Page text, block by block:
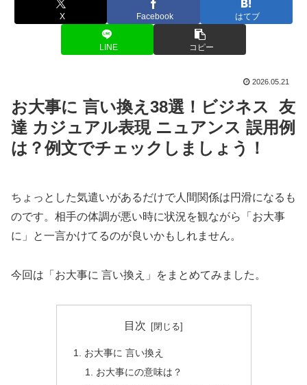
X Facebook はてブ
LINE コピー
2026.05.21
お大事に 言い換え38選！ビジネス 友
達 カジュアル表現 ニュアンス 誤用例
は？例文でチェックしましょう！
ちょっとした気遣いがあるだけで人間関係は円滑になるも
のです。相手の体調が悪い時に状況を観ながら「お大事
に」と一言かけてるのが良いかもしれません。
今回は「お大事に 言い換え」をまとめてみました。
目次
お大事に 言い換え
お大事にの意味は？